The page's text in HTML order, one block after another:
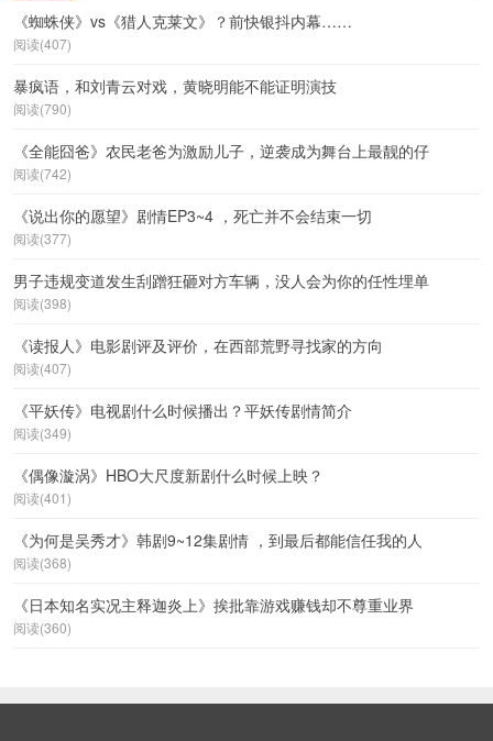
《蜘蛛侠》vs《猎人克莱文》？前快银抖内幕……
阅读(407)
暴疯语，和刘青云对戏，黄晓明能不能证明演技
阅读(790)
《全能囧爸》农民老爸为激励儿子，逆袭成为舞台上最靓的仔
阅读(742)
《说出你的愿望》剧情EP3~4 ，死亡并不会结束一切
阅读(377)
男子违规变道发生刮蹭狂砸对方车辆，没人会为你的任性埋单
阅读(398)
《读报人》电影剧评及评价，在西部荒野寻找家的方向
阅读(407)
《平妖传》电视剧什么时候播出？平妖传剧情简介
阅读(349)
《偶像漩涡》HBO大尺度新剧什么时候上映？
阅读(401)
《为何是吴秀才》韩剧9~12集剧情 ，到最后都能信任我的人
阅读(368)
《日本知名实况主释迦炎上》挨批靠游戏赚钱却不尊重业界
阅读(360)